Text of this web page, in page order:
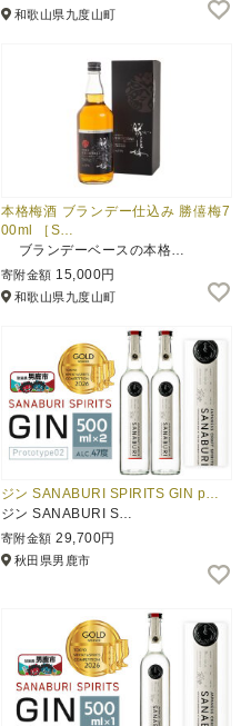
和歌山県九度山町
本格梅酒 ブランデー仕込み 勝僖梅7
00ml ［S…
ブランデーベースの本格…
寄附金額 15,000円
和歌山県九度山町
ジン SANABURI SPIRITS GIN p…
ジン SANABURI S…
寄附金額 29,700円
秋田県男鹿市